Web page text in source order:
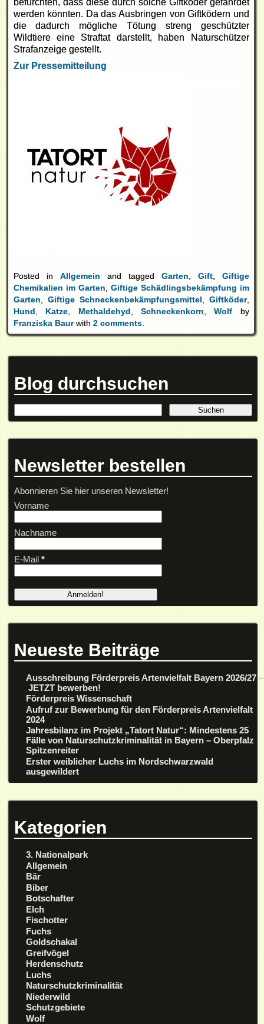
befürchten, dass diese durch solche Giftköder gefährdet
werden könnten. Da das Ausbringen von Giftködern und
die dadurch mögliche Tötung streng geschützter
Wildtiere eine Straftat darstellt, haben Naturschützer
Strafanzeige gestellt.
Zur Pressemitteilung
Posted in Allgemein and tagged Garten Gift, Giftige
Chemikalien im Garten
Giftige Schädlingsbekämpfung im
Garten
Giftige Schneckenbekämpfungsmittel Giftköder,
Hund ,Katze Methaldehyd Schneckenkorn ,Wolf by
Franziska Baurwith 2 comments.
Blog durchsuchen
Newsletter bestellen
Abonnieren Sie hier unseren Newsletter!
Vorname
Nachname
E-Mail *
Neueste Beiträge
Ausschreibung Förderpreis Artenvielfalt Bayern 2026/27 –
JETZT bewerben!
Förderpreis Wissenschaft
Aufruf zur Bewerbung für den Förderpreis Artenvielfalt
2024
Jahresbilanz im Projekt „Tatort Natur“: Mindestens 25
Fälle von Naturschutzkriminalität in Bayern – Oberpfalz
Spitzenreiter
Erster weiblicher Luchs im Nordschwarzwald
ausgewildert
Kategorien
3. Nationalpark
Allgemein
Bär
Biber
Botschafter
Elch
Fischotter
Fuchs
Goldschakal
Greifvögel
Herdenschutz
Luchs
Naturschutzkriminalität
Niederwild
Schutzgebiete
Wolf